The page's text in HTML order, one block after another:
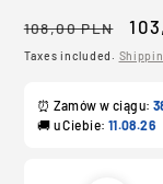
Regular
price
108,00 PLN
Taxes included.
⏰ Zamów w ciągu:
🚚 u Ciebie: 11.08.26